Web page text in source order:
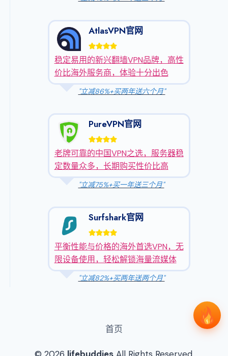
AtlasVPN官网
稳定易用的新兴翻墙VPN品牌，高性
价比海外服务商，体验十分出色
"立减86%+买两年送六个月"
PureVPN官网
老牌可靠的中国VPN之选，服务器稳
定数量众多，长期购买性价比高
"立减75%+买一年送三个月"
Surfshark官网
平衡性能与价格的海外首选VPN，无
限设备使用，轻松解锁海量流媒体
"立减82%+买两年送两个月"
首页